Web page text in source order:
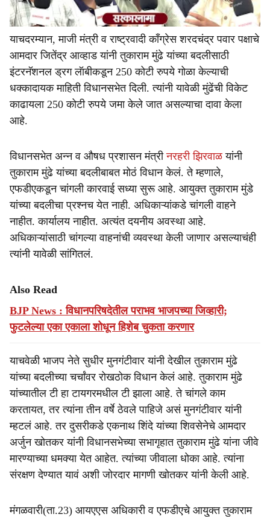
याचदरम्यान, माजी मंत्री व राष्ट्रवादी काँग्रेस शरदचंद्र पवार पक्षाचे
आमदार जितेंद्र आव्हाड यांनी तुकाराम मुंढे यांच्या बदलीसाठी
इंटरनॅशनल ड्रग लॅाबीकडून 250 कोटी रुपये गोळा केल्याची
धक्कादायक माहिती विधानसभेत दिली. त्यांनी यावेळी मुंढेंची विकेट
काढायला 250 कोटी रुपये जमा केले जात असल्याचा दावा केला
आहे.
विधानसभेत अन्न व औषध प्रशासन मंत्रीनरहरी झिरवाळ यांनी
तुकाराम मुंढे यांच्या बदलीबाबत मोठं विधान केलं. ते म्हणाले,
एफडीएकडून चांगली कारवाई सध्या सुरू आहे. आयुक्त तुकाराम मुंडे
यांच्या बदलीचा प्रश्नच येत नाही. अधिकाऱ्यांकडे चांगली वाहने
नाहीत. कार्यालय नाहीत. अत्यंत दयनीय अवस्था आहे.
अधिकाऱ्यांसाठी चांगल्या वाहनांची व्यवस्था केली जाणार असल्याचंही
त्यांनी यावेळी सांगितलं.
Also Read
BJP News : विधानपरिषदेतील पराभव भाजपच्या जिव्हारी;
फुटलेल्या एका एकाला शोधून हिशेब चुकता करणार
याचवेळी भाजप नेते सुधीर मुनगंटीवार यांनी देखील तुकाराम मुंढे
यांच्या बदलीच्या चर्चांवर रोखठोक विधान केलं आहे. तुकाराम मुंढे
यांच्यातील टी हा टायगरमधील टी झाला आहे. ते चांगले काम
करतायत, तर त्यांना तीन वर्षे ठेवले पाहिजे असं मुनगंटीवार यांनी
म्हटलं आहे. तर दुसरीकडे एकनाथ शिंदे यांच्या शिवसेनेचे आमदार
अर्जुन खोतकर यांनी विधानसभेच्या सभागृहात तुकाराम मुंढे यांना जीवे
मारण्याच्या धमक्या येत आहेत. त्यांच्या जीवाला धोका आहे. त्यांना
संरक्षण देण्यात यावं अशी जोरदार मागणी खोतकर यांनी केली आहे.
मंगळवारी(ता.23) आयएएस अधिकारी व एफडीएचे आयु्क्त तुकाराम